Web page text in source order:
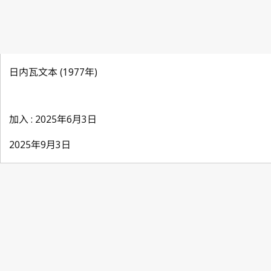
日内瓦文本 (1977年)
加入 : 2025年6月3日
2025年9月3日